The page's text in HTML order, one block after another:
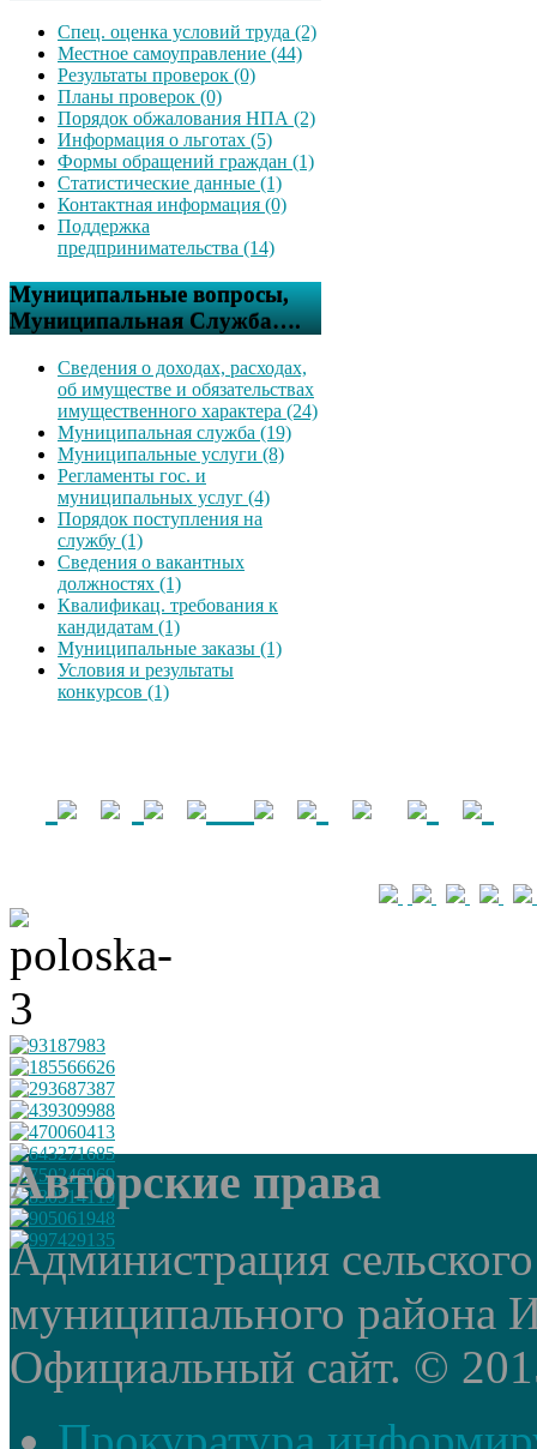
Спец. оценка условий труда (2)
Местное самоуправление (44)
Результаты проверок (0)
Планы проверок (0)
Порядок обжалования НПА (2)
Информация о льготах (5)
Формы обращений граждан (1)
Статистические данные (1)
Контактная информация (0)
Поддержка
предпринимательства (14)
Муниципальные вопросы,
Муниципальная Служба….
Сведения о доходах, расходах,
об имуществе и обязательствах
имущественного характера (24)
Муниципальная служба (19)
Муниципальные услуги (8)
Регламенты гос. и
муниципальных услуг (4)
Порядок поступления на
службу (1)
Сведения о вакантных
должностях (1)
Квалификац. требования к
кандидатам (1)
Муниципальные заказы (1)
Условия и результаты
конкурсов (1)
Авторские права
Администрация
муниципального района
Официальный сайт. ©